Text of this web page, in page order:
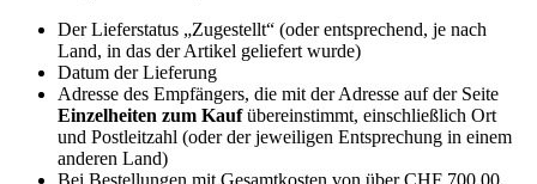
Der Lieferstatus „Zugestellt“ (oder entsprechend, je nach
Land, in das der Artikel geliefert wurde)
Datum der Lieferung
Adresse des Empfängers, die mit der Adresse auf der Seite
Einzelheiten zum Kaufübereinstimmt, einschließlich Ort
und Postleitzahl (oder der jeweiligen Entsprechung in einem
anderen Land)
Bei Bestellungen mit Gesamtkosten von über CHF 700,00,